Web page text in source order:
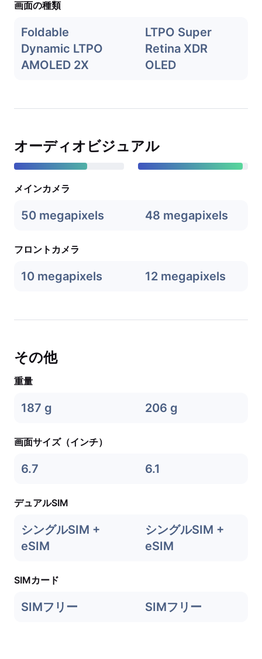
画面の種類
Foldable
Dynamic LTPO
AMOLED 2X
LTPO Super
Retina XDR
OLED
オーディオビジュアル
メインカメラ
50 megapixels 48 megapixels
フロントカメラ
10 megapixels 12 megapixels
その他
重量
187 g 206 g
画面サイズ（インチ）
6.7 6.1
デュアルSIM
シングルSIM +
eSIM
シングルSIM +
eSIM
SIMカード
SIMフリー SIMフリー